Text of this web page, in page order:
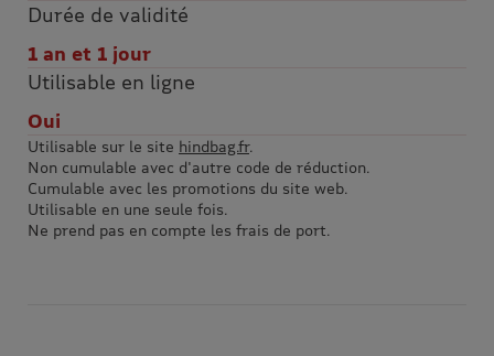
Durée de validité
1 an et 1 jour
Utilisable en ligne
Oui
Utilisable sur le site hindbag.fr.
Non cumulable avec d'autre code de réduction.
Cumulable avec les promotions du site web.
Utilisable en une seule fois.
Ne prend pas en compte les frais de port.